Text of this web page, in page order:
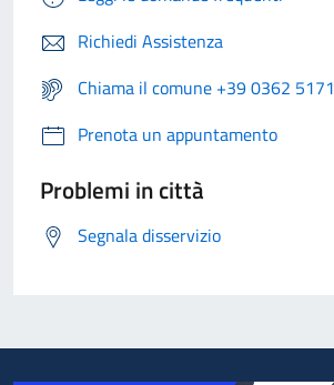
Richiedi Assistenza
Chiama il comune +39 0362 5171
Prenota un appuntamento
Problemi in città
Segnala disservizio